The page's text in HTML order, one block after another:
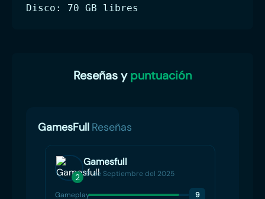
Disco: 70 GB libres
Reseñas ypuntuación
GamesFull Reseñas
2
Gamesfull
19 de Septiembre del 2025
Gameplay 9